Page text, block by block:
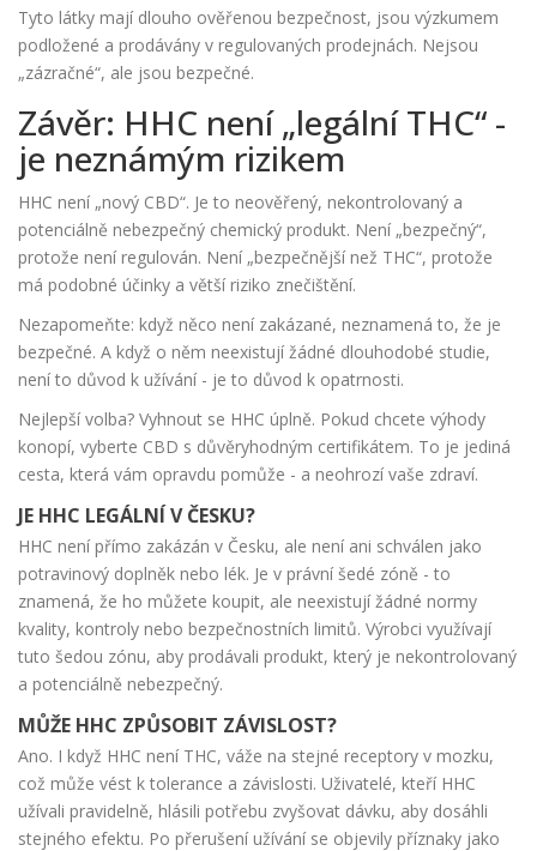
Tyto látky mají dlouho ověřenou bezpečnost, jsou výzkumem
podložené a prodávány v regulovaných prodejnách. Nejsou
„zázračné“, ale jsou bezpečné.
Závěr: HHC není „legální THC“ -
je neznámým rizikem
HHC není „nový CBD“. Je to neověřený, nekontrolovaný a
potenciálně nebezpečný chemický produkt. Není „bezpečný“,
protože není regulován. Není „bezpečnější než THC“, protože
má podobné účinky a větší riziko znečištění.
Nezapomeňte: když něco není zakázané, neznamená to, že je
bezpečné. A když o něm neexistují žádné dlouhodobé studie,
není to důvod k užívání - je to důvod k opatrnosti.
Nejlepší volba? Vyhnout se HHC úplně. Pokud chcete výhody
konopí, vyberte CBD s důvěryhodným certifikátem. To je jediná
cesta, která vám opravdu pomůže - a neohrozí vaše zdraví.
JE HHC LEGÁLNÍ V ČESKU?
HHC není přímo zakázán v Česku, ale není ani schválen jako
potravinový doplněk nebo lék. Je v právní šedé zóně - to
znamená, že ho můžete koupit, ale neexistují žádné normy
kvality, kontroly nebo bezpečnostních limitů. Výrobci využívají
tuto šedou zónu, aby prodávali produkt, který je nekontrolovaný
a potenciálně nebezpečný.
MŮŽE HHC ZPŮSOBIT ZÁVISLOST?
Ano. I když HHC není THC, váže na stejné receptory v mozku,
což může vést k tolerance a závislosti. Uživatelé, kteří HHC
užívali pravidelně, hlásili potřebu zvyšovat dávku, aby dosáhli
stejného efektu. Po přerušení užívání se objevily příznaky jako